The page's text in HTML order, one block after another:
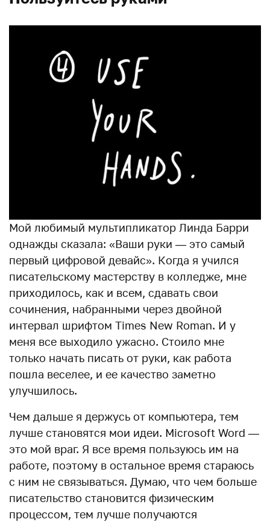
Мой любимый мультипликатор Линда Барри
однажды сказала: «Ваши руки — это самый
первый цифровой девайс». Когда я учился
писательскому мастерству в колледже, мне
приходилось, как и всем, сдавать свои
сочинения, набранными через двойной
интервал шрифтом Times New Roman. И у
меня все выходило ужасно. Стоило мне
только начать писать от руки, как работа
пошла веселее, и ее качество заметно
улучшилось.
Чем дальше я держусь от компьютера, тем
лучше становятся мои идеи. Microsoft Word —
это мой враг. Я все время пользуюсь им на
работе, поэтому в остальное время стараюсь
с ним не связываться. Думаю, что чем больше
писательство становится физическим
процессом, тем лучше получаются